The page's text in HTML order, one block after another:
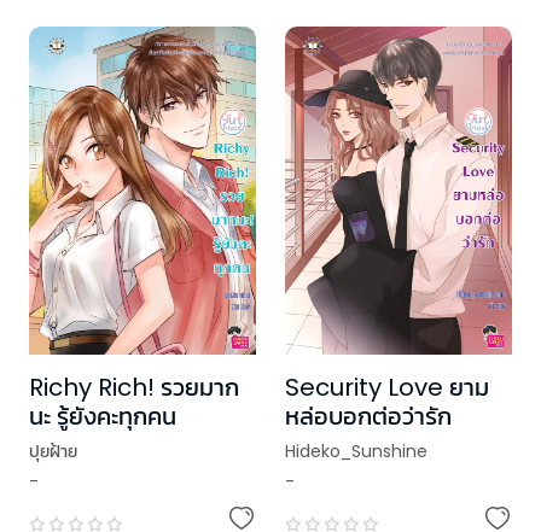
Richy Rich! รวยมาก
นะ รู้ยังคะทุกคน
ปุยฝ้าย
-
Security Love ยาม
หล่อบอกต่อว่ารัก
Hideko_Sunshine
-